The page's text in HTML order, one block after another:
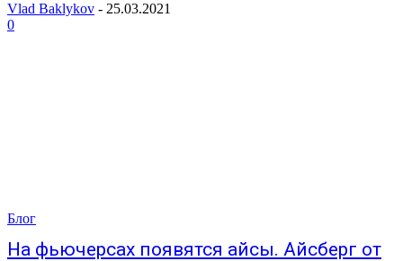
Vlad Baklykov - 25.03.2021
0
Блог
На фьючерсах появятся айсы. Айсберг от